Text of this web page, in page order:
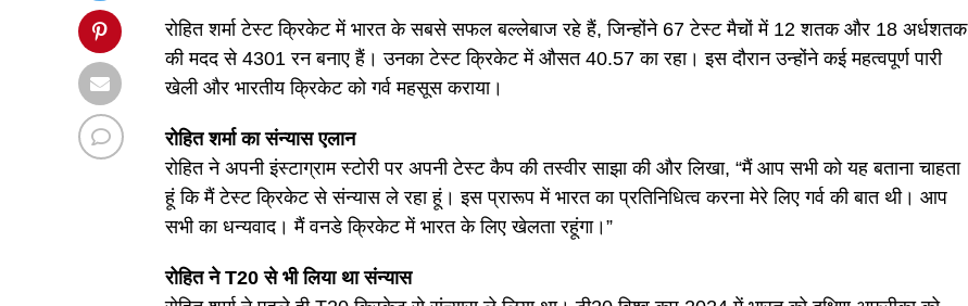
रोहित शर्मा टेस्ट क्रिकेट में भारत के सबसे सफल बल्लेबाज रहे हैं, जिन्होंने 67 टेस्ट मैचों में 12 शतक और 18 अर्धशतक
की मदद से 4301 रन बनाए हैं। उनका टेस्ट क्रिकेट में औसत 40.57 का रहा। इस दौरान उन्होंने कई महत्वपूर्ण पारी
खेली और भारतीय क्रिकेट को गर्व महसूस कराया।
रोहित शर्मा का संन्यास एलान
रोहित ने अपनी इंस्टाग्राम स्टोरी पर अपनी टेस्ट कैप की तस्वीर साझा की और लिखा, “मैं आप सभी को यह बताना चाहता
हूं कि मैं टेस्ट क्रिकेट से संन्यास ले रहा हूं। इस प्रारूप में भारत का प्रतिनिधित्व करना मेरे लिए गर्व की बात थी। आप
सभी का धन्यवाद। मैं वनडे क्रिकेट में भारत के लिए खेलता रहूंगा।”
रोहित ने T20 से भी लिया था संन्यास